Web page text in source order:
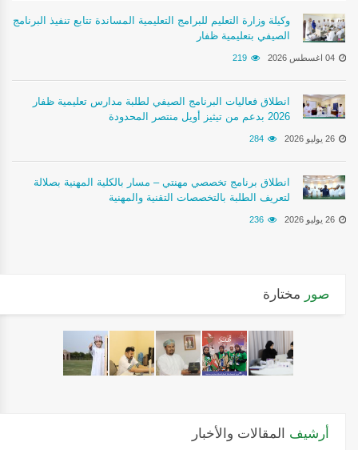
وكيلة وزارة التعليم للبرامج التعليمية المساندة تتابع تنفيذ البرنامج
الصيفي بتعليمية ظفار
04 اغسطس 2026 219
انطلاق فعاليات البرنامج الصيفي لطلبة مدارس تعليمية ظفار
2026 بدعم من تيثيز أويل منتصر المحدودة
26 يوليو 2026 284
انطلاق برنامج تخصصي مهنتي – مسار بالكلية المهنية بصلالة
لتعريف الطلبة بالتخصصات التقنية والمهنية
26 يوليو 2026 236
صور مختارة
أرشيف المقالات والأخبار